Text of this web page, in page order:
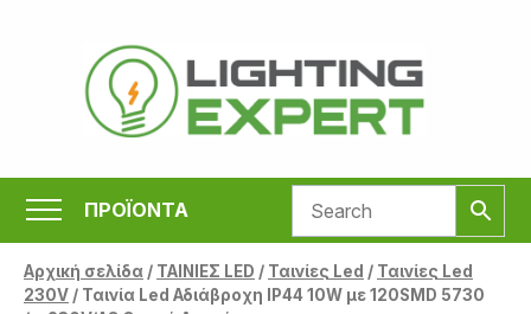
περιεχόμενο
ΠΡΟΪΟΝΤΑ
Αρχική σελίδα/ ΤΑΙΝΙΕΣ LED / Ταινίες Led / Ταινίες Led
230V/ Ταινία Led Αδιάβροχη IP44 10W με 120SMD 5730